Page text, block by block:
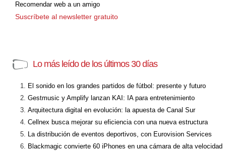
Recomendar web a un amigo
Suscríbete al newsletter gratuito
Lo más leído de los últimos 30 días
El sonido en los grandes partidos de fútbol: presente y futuro
Gestmusic y Amplify lanzan KAI: IA para entretenimiento
Arquitectura digital en evolución: la apuesta de Canal Sur
Cellnex busca mejorar su eficiencia con una nueva estructura
La distribución de eventos deportivos, con Eurovision Services
Blackmagic convierte 60 iPhones en una cámara de alta velocidad